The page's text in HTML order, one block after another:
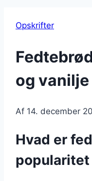
Opskrifter
og vanilje
Af 14. december
Hvad er
popularitet